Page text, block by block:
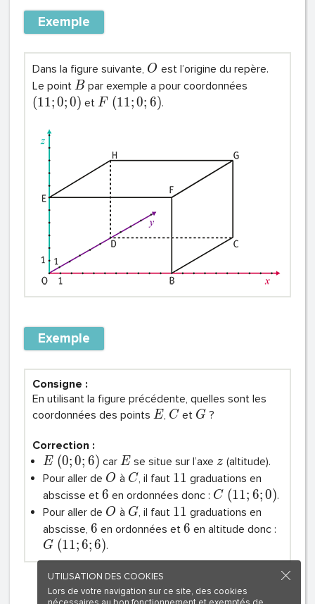
Exemple
Dans la figure suivante, O est l’origine du repère.
Le point Bpar exemple a pour coordonnées
(11;0; 0) etF (11;0; 6).
Exemple
Consigne :
En utilisant la figure précédente, quelles sont les
coordonnées des points E, C et G ?
Correction :
E (0;0; 6) car Ese situe sur l’axe z (altitude).
Pour aller de O à C, il faut 11 graduations en
abscisse et 6 en ordonnées donc : C (11; 6;0).
Pour aller de O à G, il faut 11 graduations en
abscisse, 6 en ordonnées et 6 en altitude donc :
G (11;6; 6).
UTILISATION DES COOKIES
Lors de votre navigation sur ce site, des cookies